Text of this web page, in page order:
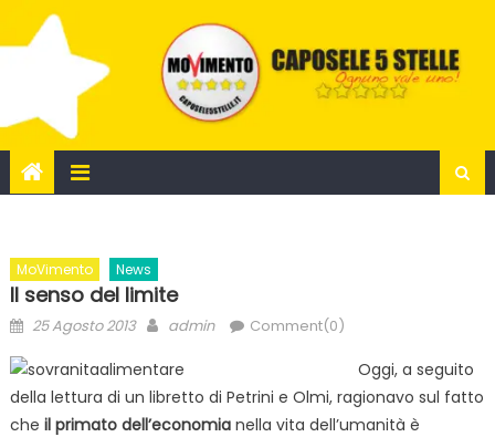
to
MoVimento News
Il senso del limite
Posted
25 Agosto 2013 Author
admin Comment(0)
Oggi, a seguito
della lettura di un libretto di Petrini e Olmi, ragionavo sul fatto
che il primato dell’economianella vita dell’umanità è